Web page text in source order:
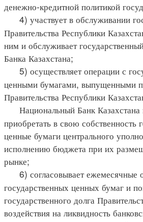
денежно-кредитной политикой
4) участвует в обслуживании
Правительства Республики
ним и обслуживает
Банка Казахстана;
5) осуществляет операции с
ценными бумагами, выпущенными
Правительства Республики
Национальный Банк Казахстана
приобретать в свою собственность
ценные бумаги центрального
исполнению бюджета при их
рынке;
6) согласовывает ежемесячные
государственных ценных бумаг и
государственного долга
воздействия на ликвидность